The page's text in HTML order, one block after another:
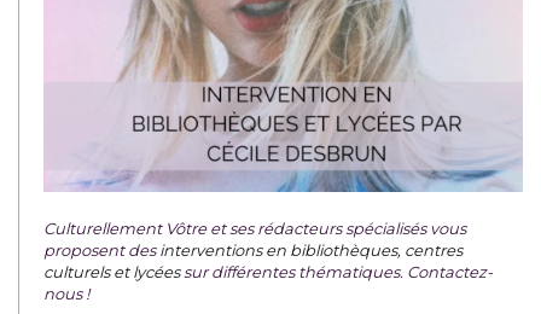
Culturellement Vôtre et ses rédacteurs spécialisés vous
proposent desinterventions en bibliothèques, centres
culturels et lycéessur différentes thématiques. Contactez-
nous !